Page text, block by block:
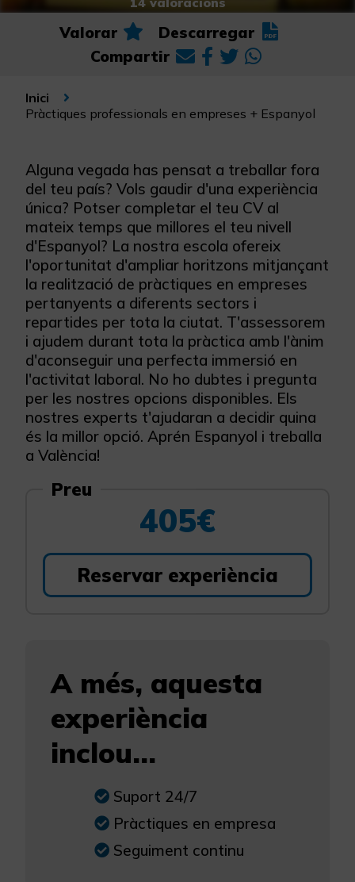
Valorar
Descarregar
Compartir
Inici
Pràctiques professionals en empreses + Espanyol
Alguna vegada has pensat a treballar fora
del teu país? Vols gaudir d'una experiència
única? Potser completar el teu CV al
mateix temps que millores el teu nivell
d'Espanyol? La nostra escola ofereix
l'oportunitat d'ampliar horitzons mitjançant
la realització de pràctiques en empreses
pertanyents a diferents sectors i
repartides per tota la ciutat. T'assessorem
i ajudem durant tota la pràctica amb l'ànim
d'aconseguir una perfecta immersió en
l'activitat laboral. No ho dubtes i pregunta
per les nostres opcions disponibles. Els
nostres experts t'ajudaran a decidir quina
és la millor opció. Aprén Espanyol i treballa
a València!
Preu
405€
Reservar experiència
A més, aquesta
experiència
inclou...
Suport 24/7
Pràctiques en empresa
Seguiment continu